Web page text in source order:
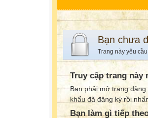
Bạn chưa
Trang này yêu
Truy cập trang này
Bạn phải mở trang
khẩu đã đăng ký rồi
Bạn làm gì tiếp